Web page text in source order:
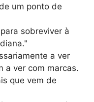
um ponto de
sobreviver à
a ver
a ver com marcas.
que vem de